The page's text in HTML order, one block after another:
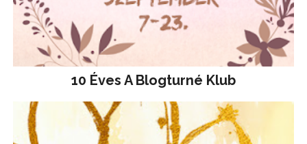
10 Éves A Blogturné Klub